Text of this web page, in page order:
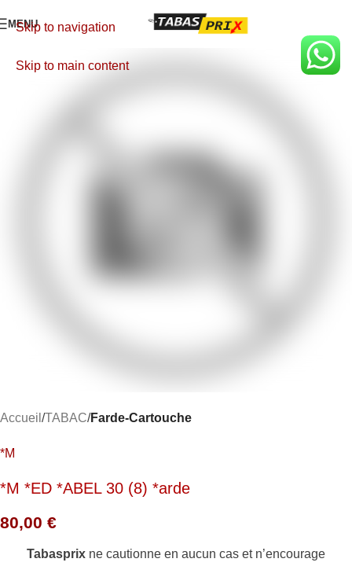
Skip to navigation
Skip to main content
MENU
Accueil TABAC Farde-Cartouche
*M
*M *ED *ABEL 30 (8) *arde
80,00 €
Tabasprix ne cautionne en aucun cas et n’encourage